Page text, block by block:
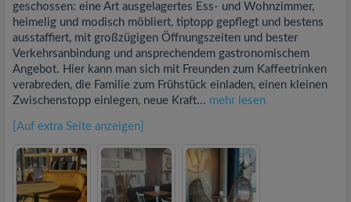
geschossen: eine Art ausgelagertes Ess- und Wohnzimmer,
heimelig und modisch möbliert, tiptopp gepflegt und bestens
ausstaffiert, mit großzügigen Öffnungszeiten und bester
Verkehrsanbindung und ansprechendem gastronomischem
Angebot. Hier kann man sich mit Freunden zum Kaffeetrinken
verabreden, die Familie zum Frühstück einladen, einen kleinen
Zwischenstopp einlegen, neue Kraft... mehr lesen
[Auf extra Seite anzeigen]